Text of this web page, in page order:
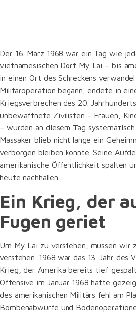
Der 16. März 1968 war ein Tag wie
vietnamesischen Dorf My Lai – bis
in einen Ort des Schreckens
Militäroperation begann, endete in
Kriegsverbrechen des 20.
unbewaffnete Zivilisten – Frauen,
– wurden an diesem Tag
Massaker blieb nicht lange ein
verborgen bleiben konnte. Seine
amerikanische Öffentlichkeit spalten
heute nachhallen.
Ein Krieg, der
Fugen geriet
Um My Lai zu verstehen, müssen wir
verstehen. 1968 war das 13. Jahr des
Krieg, der Amerika bereits tief
Offensive im Januar 1968 hatte
des amerikanischen Militärs fehl am
Bombenabwürfe und